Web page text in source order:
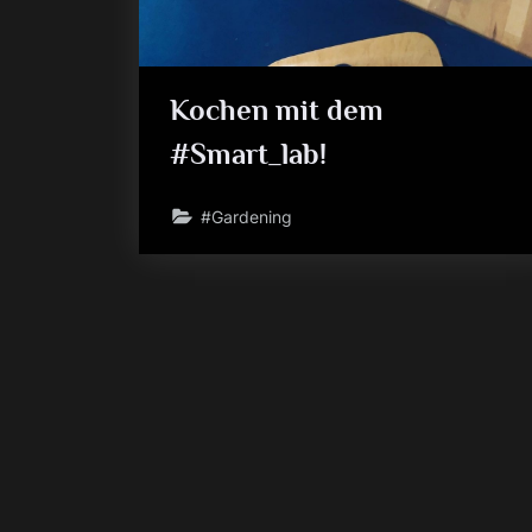
Kochen mit dem
#Smart_lab!
#Gardening